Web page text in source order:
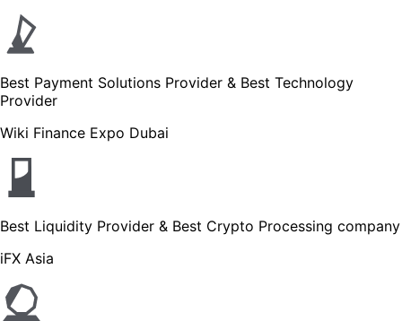
Best Payment Solutions Provider & Best Technology
Provider
Wiki Finance Expo Dubai
Best Liquidity Provider & Best Crypto Processing company
iFX Asia